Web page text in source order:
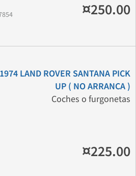
¤250.00
1974 LAND ROVER SANTANA PICK
UP ( NO ARRANCA )
Coches o furgonetas
¤225.00